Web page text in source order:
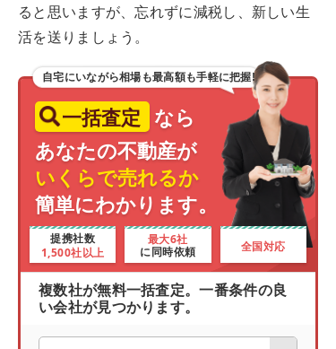
ると思いますが、忘れずに減税し、新しい生
活を送りましょう。
一括査定 なら
あなたの不動産が
いくらで売れるか
簡単にわかります。
提携社数
1,500社以上
最大6社
に同時依頼 全国対応
複数社が無料一括査定。一番条件の良
い会社が見つかります。
自宅にいながら相場も最高額も手軽に把握!